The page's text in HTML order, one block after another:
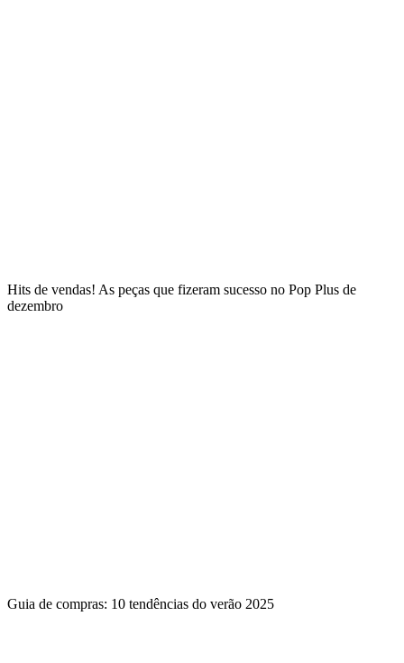
Hits de vendas! As peças que fizeram sucesso no Pop Plus de
dezembro
Guia de compras: 10 tendências do verão 2025